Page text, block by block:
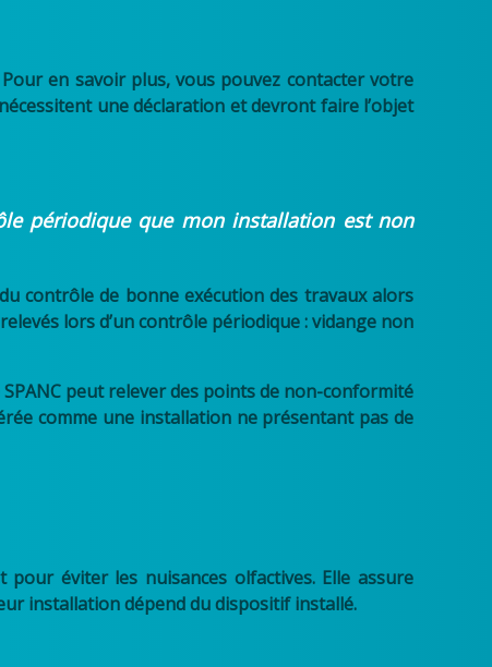
en savoir plus, vous pouvez contacter votre
une déclaration et devront faire l’objet
périodique que mon installation est non
contrôle de bonne exécution des travaux alors
lors d’un contrôle périodique : vidange non
peut relever des points de non-conformité
comme une installation ne présentant pas de
éviter les nuisances olfactives. Elle assure
installation dépend du dispositif installé.